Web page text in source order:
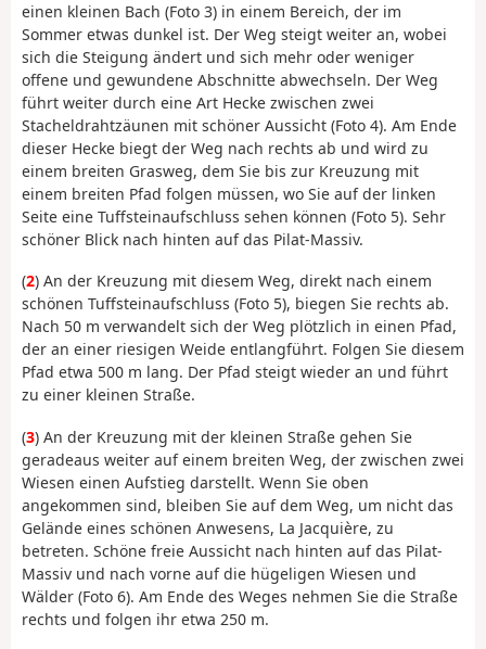
einen kleinen Bach (Foto 3) in einem Bereich, der im
Sommer etwas dunkel ist. Der Weg steigt weiter an, wobei
sich die Steigung ändert und sich mehr oder weniger
offene und gewundene Abschnitte abwechseln. Der Weg
führt weiter durch eine Art Hecke zwischen zwei
Stacheldrahtzäunen mit schöner Aussicht (Foto 4). Am Ende
dieser Hecke biegt der Weg nach rechts ab und wird zu
einem breiten Grasweg, dem Sie bis zur Kreuzung mit
einem breiten Pfad folgen müssen, wo Sie auf der linken
Seite eine Tuffsteinaufschluss sehen können (Foto 5). Sehr
schöner Blick nach hinten auf das Pilat-Massiv.
(2) An der Kreuzung mit diesem Weg, direkt nach einem
schönen Tuffsteinaufschluss (Foto 5), biegen Sie rechts ab.
Nach 50 m verwandelt sich der Weg plötzlich in einen Pfad,
der an einer riesigen Weide entlangführt. Folgen Sie diesem
Pfad etwa 500 m lang. Der Pfad steigt wieder an und führt
zu einer kleinen Straße.
(3) An der Kreuzung mit der kleinen Straße gehen Sie
geradeaus weiter auf einem breiten Weg, der zwischen zwei
Wiesen einen Aufstieg darstellt. Wenn Sie oben
angekommen sind, bleiben Sie auf dem Weg, um nicht das
Gelände eines schönen Anwesens, La Jacquière, zu
betreten. Schöne freie Aussicht nach hinten auf das Pilat-
Massiv und nach vorne auf die hügeligen Wiesen und
Wälder (Foto 6). Am Ende des Weges nehmen Sie die Straße
rechts und folgen ihr etwa 250 m.